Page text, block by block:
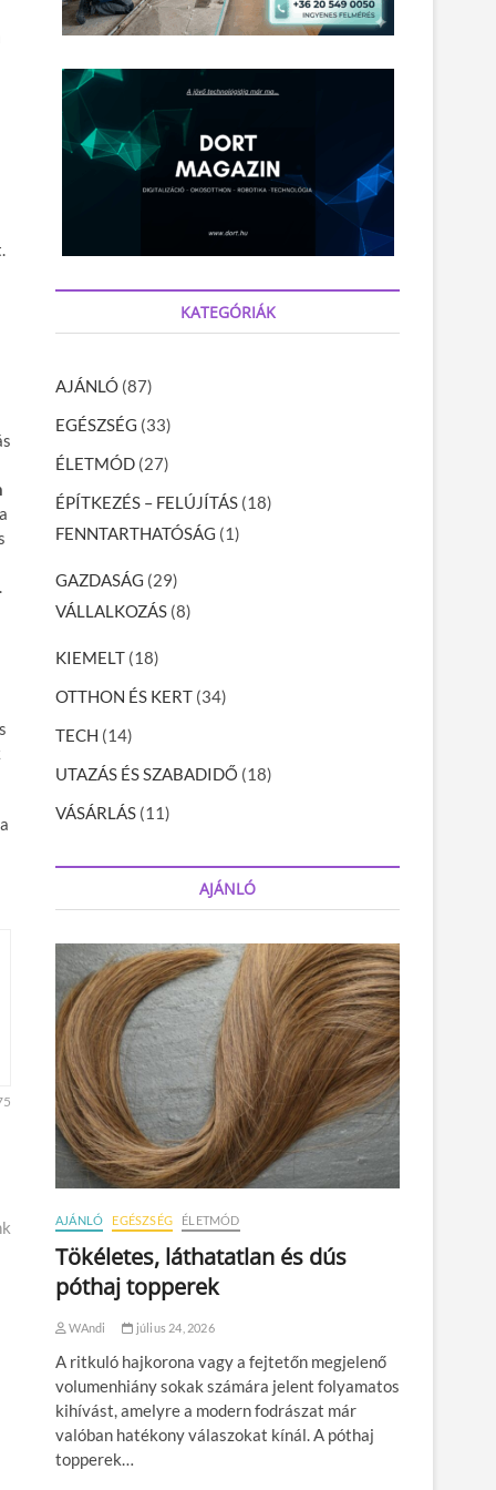
a
KATEGÓRIÁK
AJÁNLÓ (87)
EGÉSZSÉG (33)
ÉLETMÓD (27)
ÉPÍTKEZÉS – FELÚJÍTÁS (18)
FENNTARTHATÓSÁG (1)
GAZDASÁG (29)
VÁLLALKOZÁS (8)
KIEMELT (18)
OTTHON ÉS KERT (34)
TECH (14)
UTAZÁS ÉS SZABADIDŐ (18)
VÁSÁRLÁS (11)
AJÁNLÓ
AJÁNLÓ EGÉSZSÉG ÉLETMÓD
Tökéletes, láthatatlan és dús
póthaj topperek
WAndi július 24, 2026
A ritkuló hajkorona vagy a fejtetőn megjelenő
volumenhiány sokak számára jelent folyamatos
kihívást, amelyre a modern fodrászat már
valóban hatékony válaszokat kínál. A póthaj
topperek…